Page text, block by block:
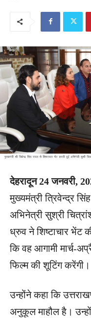
देहरादून 24 जनवरी,
मुख्यमंत्री त्रिवेन्द्र
अभिनेत्री सुश्री
ध्रुव ने शिष्टाचार भेंट
कि वह आगामी मार्च-
फिल्म की शूटिंग करेंगी।
उन्होंने कहा कि
अनुकूल माहौल है।